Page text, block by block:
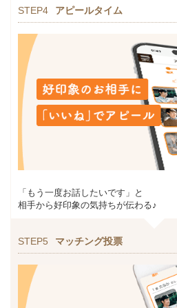
STEP4 アピールタイム
「もう一度お話したいです」と
相手から好印象の気持ちが伝わる♪
STEP5 マッチング投票